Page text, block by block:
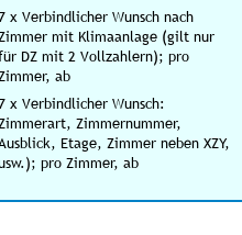
x Verbindlicher Wunsch nach
mit Klimaanlage (gilt nur
DZ mit 2 Vollzahlern); pro
ab
x Verbindlicher Wunsch:
Zimmernummer,
Etage, Zimmer neben XZY,
pro Zimmer, ab